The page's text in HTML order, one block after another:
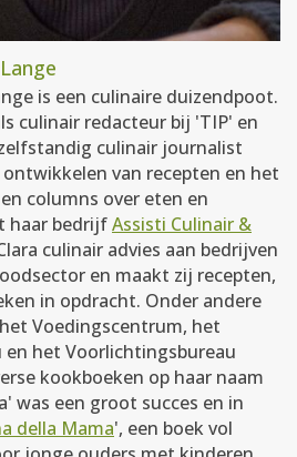
is een culinaire duizendpoot.
culinair redacteur bij 'TIP' en
culinair journalist
van recepten en het
columns over eten en
haar bedrijfAssisti Culinair &
culinair advies aan bedrijven
en maakt zij recepten,
in opdracht. Onder andere
Voedingscentrum, het
en het Voorlichtingsbureau
kookboeken op haar naam
was een groot succes en in
della Mama', een boek vol